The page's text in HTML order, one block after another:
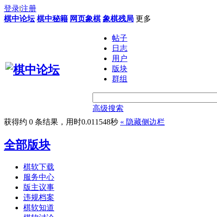
登录|注册
棋中论坛 棋中秘籍 网页象棋 象棋残局 更多
帖子
日志
用户
版块
群组
高级搜索
获得约 0 条结果，用时0.011548秒 « 隐藏侧边栏
全部版块
棋软下载
服务中心
版主议事
违规档案
棋软知道